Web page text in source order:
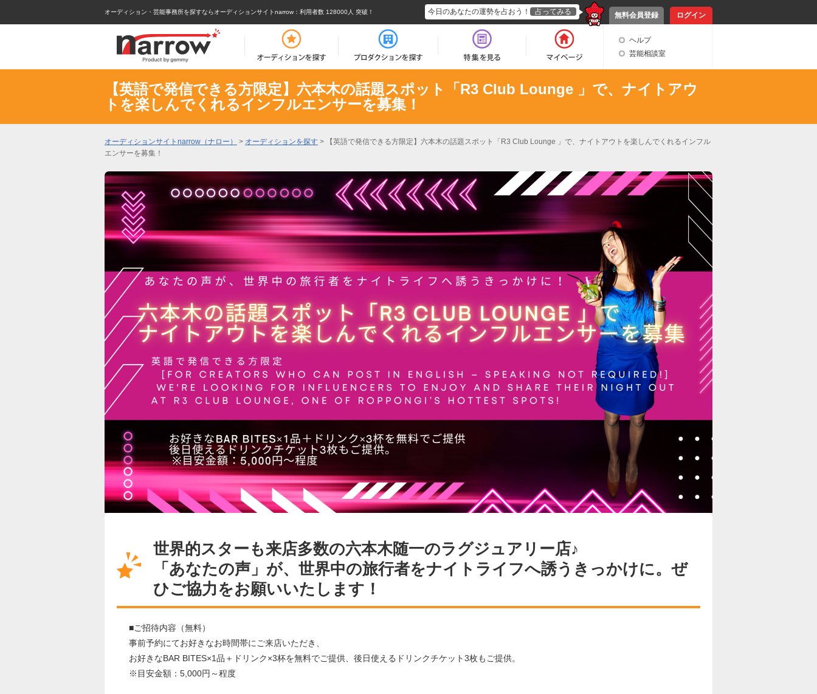
オーディション・芸能事務所を探すならオーディションサイトnarrow ：利用者数 128000人 突破！ 無料会員登録 ログイン
今日のあなたの運勢を占おう！ 占ってみる
ヘルプ
芸能相談室
【英語で発信できる方限定】六本木の話題スポット「R3 Club Lounge 」で、ナイトアウ
トを楽しんでくれるインフルエンサーを募集！
オーディションサイトnarrow（ナロー） > オーディションを探す >
【英語で発信できる方限定】六本木の話題スポット「R3 Club Lounge 」で、ナイトアウトを楽しんでくれるインフル
エンサーを募集！
世界的スターも来店多数の六本木随一のラグジュアリー店♪
「あなたの声」が、世界中の旅行者をナイトライフへ誘うきっかけに。ぜ
ひご協力をお願いいたします！
■ご招待内容（無料）
事前予約にてお好きなお時間帯にご来店いただき、
お好きなBAR BITES×1品＋ドリンク×3杯を無料でご提供、後日使えるドリンクチケット3枚もご提供。
※目安金額：5,000円～程度